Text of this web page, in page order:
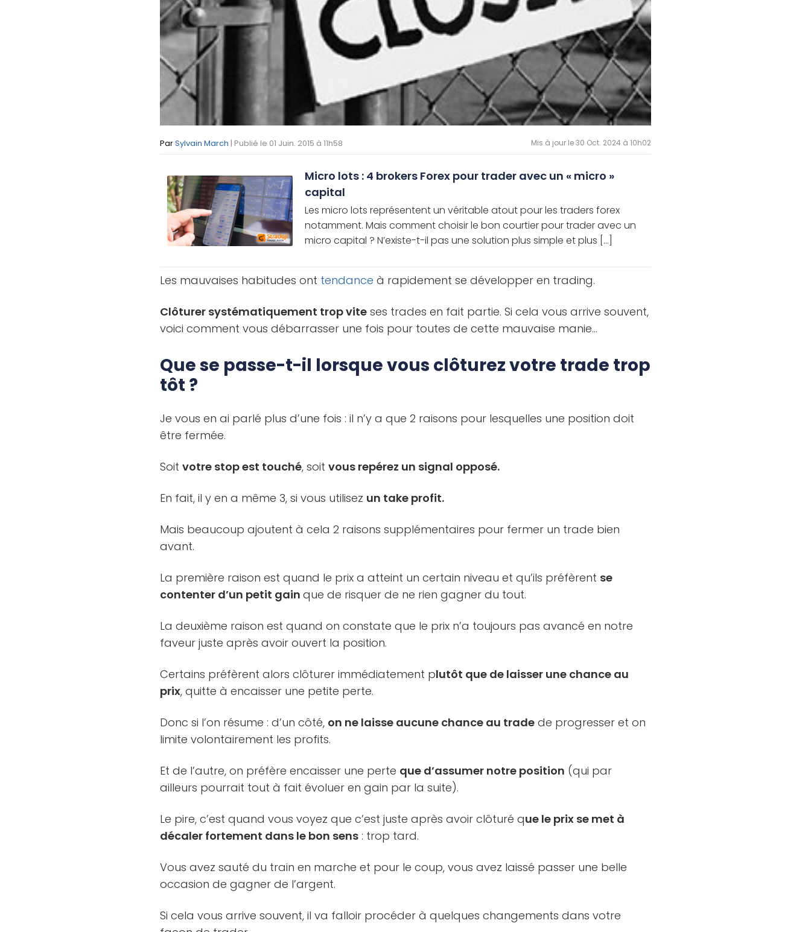
ParSylvain March | Publié le 01 Juin. 2015 à 11h58 Mis à jour le 30 Oct. 2024 à 10h02
Micro lots : 4 brokers Forex pour trader avec un « micro »
capital
Les micro lots représentent un véritable atout pour les traders forex
notamment. Mais comment choisir le bon courtier pour trader avec un
micro capital ? N’existe-t-il pas une solution plus simple et plus [...]
Les mauvaises habitudes ont tendance à rapidement se développer en trading.
Clôturer systématiquement trop vite ses trades en fait partie. Si cela vous arrive souvent,
voici comment vous débarrasser une fois pour toutes de cette mauvaise manie…
Que se passe-t-il lorsque vous clôturez votre trade trop
tôt ?
Je vous en ai parlé plus d’une fois : il n’y a que 2 raisons pour lesquelles une position doit
être fermée.
Soitvotre stop est touché, soitvous repérez un signal opposé.
En fait, il y en a même 3, si vous utilisez un take profit.
Mais beaucoup ajoutent à cela 2 raisons supplémentaires pour fermer un trade bien
avant.
La première raison est quand le prix a atteint un certain niveau et qu’ils préfèrent se
contenter d’un petit gainque de risquer de ne rien gagner du tout.
La deuxième raison est quand on constate que le prix n’a toujours pas avancé en notre
faveur juste après avoir ouvert la position.
Certains préfèrent alors clôturer immédiatement plutôt que de laisser une chance au
prix, quitte à encaisser une petite perte.
Donc si l’on résume : d’un côté, on ne laisse aucune chance au trade de progresser et on
limite volontairement les profits.
Et de l’autre, on préfère encaisser une perte que d’assumer notre position (qui par
ailleurs pourrait tout à fait évoluer en gain par la suite).
Le pire, c’est quand vous voyez que c’est juste après avoir clôturé que le prix se met à
décaler fortement dans le bon sens : trop tard.
Vous avez sauté du train en marche et pour le coup, vous avez laissé passer une belle
occasion de gagner de l’argent.
Si cela vous arrive souvent, il va falloir procéder à quelques changements dans votre